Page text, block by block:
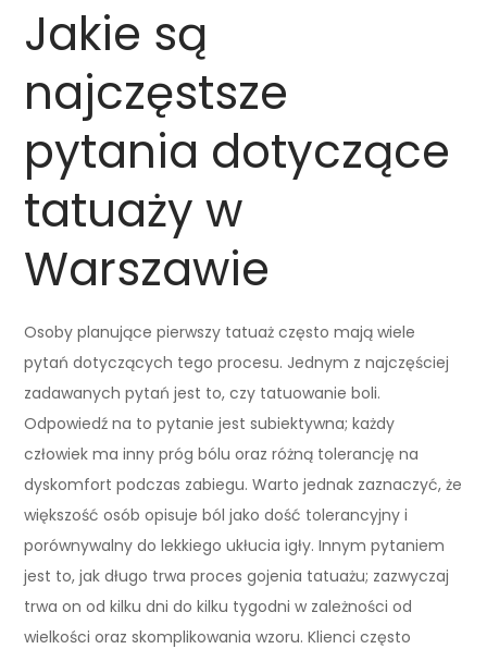
Jakie są
najczęstsze
pytania dotyczące
tatuaży w
Warszawie
Osoby planujące pierwszy tatuaż często mają wiele
pytań dotyczących tego procesu. Jednym z najczęściej
zadawanych pytań jest to, czy tatuowanie boli.
Odpowiedź na to pytanie jest subiektywna; każdy
człowiek ma inny próg bólu oraz różną tolerancję na
dyskomfort podczas zabiegu. Warto jednak zaznaczyć, że
większość osób opisuje ból jako dość tolerancyjny i
porównywalny do lekkiego ukłucia igły. Innym pytaniem
jest to, jak długo trwa proces gojenia tatuażu; zazwyczaj
trwa on od kilku dni do kilku tygodni w zależności od
wielkości oraz skomplikowania wzoru. Klienci często